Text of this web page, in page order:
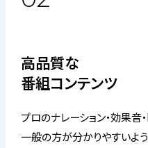
高品質な
番組コンテンツ
プロのナレーション・効果音
一般の方が分かりやすいよ